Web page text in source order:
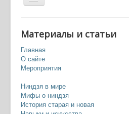
Вы здесь:
Быт воина (из книги Тен-ти-дзин
Материалы и статьи
Главная
О сайте
Мероприятия
Ниндзя в мире
Мифы о ниндзя
История старая и новая